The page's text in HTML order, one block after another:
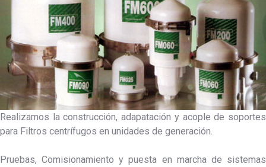
Realizamos la construcción, adapatación y acople de soportes
para Filtros centrífugos en unidades de generación.
Pruebas, Comisionamiento y puesta en marcha de sistemas